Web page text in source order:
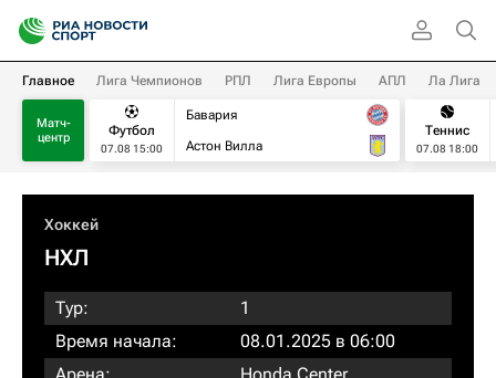
Главное Лига Чемпионов РПЛ Лига Европы АПЛ Ла Лига
Матч-
центр
Футбол
07.08 15:00
Бавария
Астон Вилла
Теннис
07.08 18:00
Хоккей
НХЛ
Тур:
1
Время начала:
08.01.2025 в 06:00